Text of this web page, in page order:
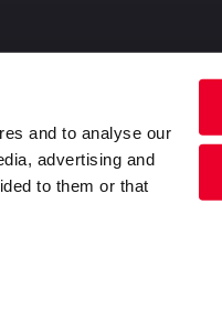
and to analyse our
advertising and
to them or that